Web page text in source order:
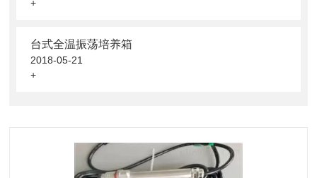
+
台式全温振荡培养箱
2018-05-21
+